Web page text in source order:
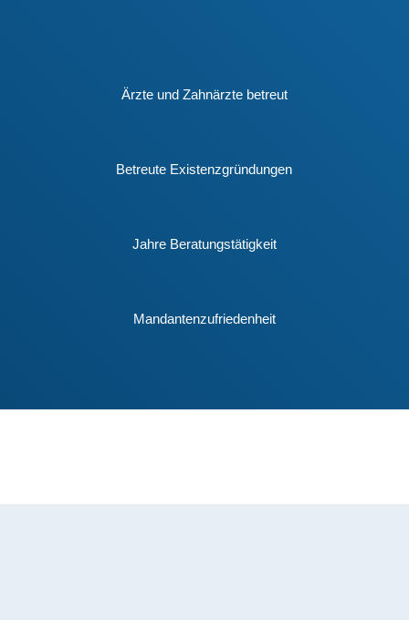
Ärzte und Zahnärzte betreut
Betreute Existenzgründungen
Jahre Beratungstätigkeit
Mandantenzufriedenheit